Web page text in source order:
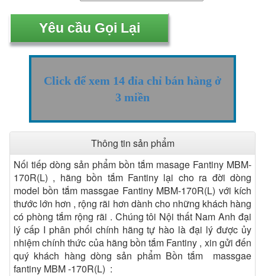
Click để xem 14 đỉa chỉ bán hàng ở
3 miền
Thông tin sản phẩm
Nối tiếp dòng sản phẩm bồn tắm masage Fantiny MBM-
170R(L) , hãng bồn tắm Fantiny lại cho ra đời dòng
model bồn tắm massgae Fantiny MBM-170R(L) với kích
thước lớn hơn , rộng rãi hơn dành cho những khách hàng
có phòng tắm rộng rãi . Chúng tôi Nội thất Nam Anh đại
lý cấp I phân phối chính hãng tự hào là đại lý được ủy
nhiệm chính thức của hãng bồn tắm Fantiny , xin gửi đến
quý khách hàng dòng sản phẩm Bồn tắm massgae
fantiny MBM -170R(L) :